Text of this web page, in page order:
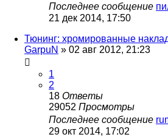
Последнее сообщение
21 дек 2014, 17:50
Тюнинг: хромированные
GarpuN » 02 авг 2012, 21:23
1
2
18 Ответы
29052 Просмотры
Последнее сообщение
29 окт 2014, 17:02